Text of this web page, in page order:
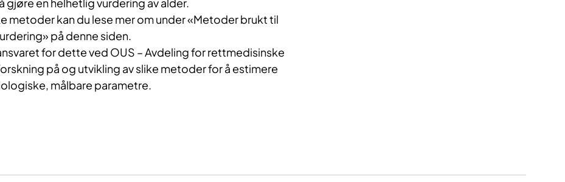
metoder kan du lese mer om under «Metoder brukt til
på denne siden.
for dette ved OUS – Avdeling for rettmedisinske
på og utvikling av slike metoder for å estimere
målbare parametre.